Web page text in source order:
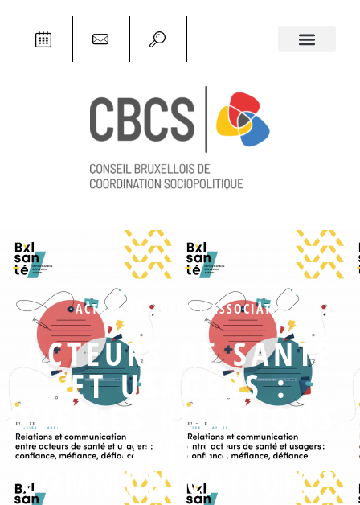
ACTUALITÉS, DANS L'ASSOCIATIF
ACTEURS DE SANTÉ
ET USAGERS :
QUELLES RELATIONS,
QUELLE
COMMUNICATION ?